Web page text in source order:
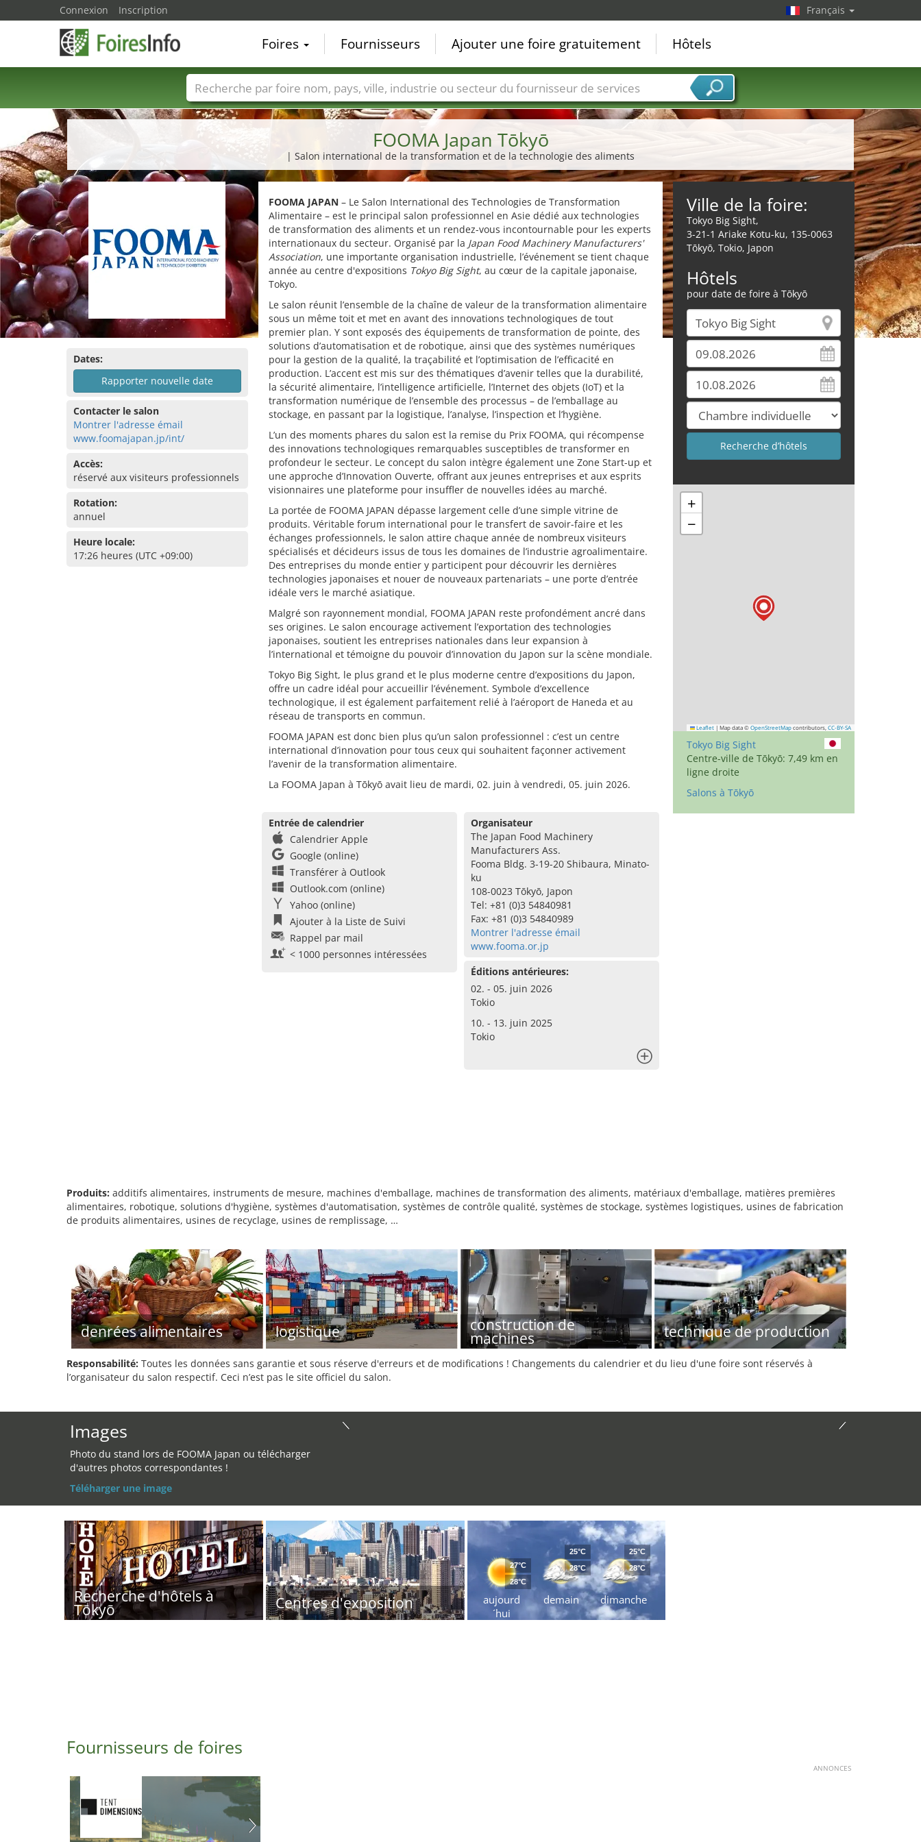
FOOMA Japan Tōkyō
| Salon international de la transformation et de la technologie des aliments
Dates:
Rapporter nouvelle date
Contacter le salon
Montrer l'adresse émail
www.foomajapan.jp/int/
Accès:
réservé aux visiteurs professionnels
Rotation:
annuel
Heure locale:
17:26 heures (UTC +09:00)
FOOMA JAPAN – Le Salon International des Technologies de Transformation
Alimentaire – est le principal salon professionnel en Asie dédié aux technologies
de transformation des aliments et un rendez-vous incontournable pour les experts
internationaux du secteur. Organisé par la Japan Food Machinery Manufacturers'
Association, une importante organisation industrielle, l’événement se tient chaque
année au centre d'expositions Tokyo Big Sight, au cœur de la capitale japonaise,
Tokyo.
Le salon réunit l’ensemble de la chaîne de valeur de la transformation alimentaire
sous un même toit et met en avant des innovations technologiques de tout
premier plan. Y sont exposés des équipements de transformation de pointe, des
solutions d’automatisation et de robotique, ainsi que des systèmes numériques
pour la gestion de la qualité, la traçabilité et l’optimisation de l’efficacité en
production. L’accent est mis sur des thématiques d’avenir telles que la durabilité,
la sécurité alimentaire, l’intelligence artificielle, l’Internet des objets (IoT) et la
transformation numérique de l’ensemble des processus – de l’emballage au
stockage, en passant par la logistique, l’analyse, l’inspection et l’hygiène.
L’un des moments phares du salon est la remise du Prix FOOMA, qui récompense
des innovations technologiques remarquables susceptibles de transformer en
profondeur le secteur. Le concept du salon intègre également une Zone Start-up et
une approche d’Innovation Ouverte, offrant aux jeunes entreprises et aux esprits
visionnaires une plateforme pour insuffler de nouvelles idées au marché.
La portée de FOOMA JAPAN dépasse largement celle d’une simple vitrine de
produits. Véritable forum international pour le transfert de savoir-faire et les
échanges professionnels, le salon attire chaque année de nombreux visiteurs
spécialisés et décideurs issus de tous les domaines de l’industrie agroalimentaire.
Des entreprises du monde entier y participent pour découvrir les dernières
technologies japonaises et nouer de nouveaux partenariats – une porte d’entrée
idéale vers le marché asiatique.
Malgré son rayonnement mondial, FOOMA JAPAN reste profondément ancré dans
ses origines. Le salon encourage activement l’exportation des technologies
japonaises, soutient les entreprises nationales dans leur expansion à
l’international et témoigne du pouvoir d’innovation du Japon sur la scène mondiale.
Tokyo Big Sight, le plus grand et le plus moderne centre d’expositions du Japon,
offre un cadre idéal pour accueillir l’événement. Symbole d’excellence
technologique, il est également parfaitement relié à l’aéroport de Haneda et au
réseau de transports en commun.
FOOMA JAPAN est donc bien plus qu’un salon professionnel : c’est un centre
international d’innovation pour tous ceux qui souhaitent façonner activement
l’avenir de la transformation alimentaire.
La FOOMA Japan à Tōkyō avait lieu de mardi, 02. juin à vendredi, 05. juin 2026.
Entrée de calendrier
Calendrier Apple
Google (online)
Transférer à Outlook
Outlook.com (online)
Yahoo (online)
Ajouter à la Liste de Suivi
Rappel par mail
< 1000 personnes intéressées
Organisateur
The Japan Food Machinery
Manufacturers Ass.
Fooma Bldg. 3-19-20 Shibaura, Minato-
ku
108-0023 Tōkyō, Japon
Tel: +81 (0)3 54840981
Fax: +81 (0)3 54840989
Montrer l'adresse émail
www.fooma.or.jp
Éditions antérieures:
02. - 05. juin 2026
Tokio
10. - 13. juin 2025
Tokio
Ville de la foire:
Tokyo Big Sight,
3-21-1 Ariake Kotu-ku, 135-0063
Tōkyō, Tokio, Japon
Hôtels
pour date de foire à Tōkyō
+
−
Leaflet | Map data © OpenStreetMap contributors, CC-BY-SA
Tokyo Big Sight
Centre-ville de Tōkyō: 7,49 km en
ligne droite
Salons à Tōkyō
Produits: additifs alimentaires, instruments de mesure, machines d'emballage, machines de transformation des aliments, matériaux d'emballage, matières premières
alimentaires, robotique, solutions d'hygiène, systèmes d'automatisation, systèmes de contrôle qualité, systèmes de stockage, systèmes logistiques, usines de fabrication
de produits alimentaires, usines de recyclage, usines de remplissage, …
denrées alimentaires logistique construction de
machines technique de production
Responsabilité: Toutes les données sans garantie et sous réserve d'erreurs et de modifications ! Changements du calendrier et du lieu d'une foire sont réservés à
l’organisateur du salon respectif. Ceci n’est pas le site officiel du salon.
Images
Photo du stand lors de FOOMA Japan ou télécharger
d'autres photos correspondantes !
Téléharger une image
Recherche d'hôtels à
Tōkyō Centres d'exposition
aujourd
´hui
27°C
28°C
demain
25°C
28°C
dimanche
25°C
28°C
Fournisseurs de foires
ANNONCES
Connexion Inscription Français
Foires Fournisseurs Ajouter une foire gratuitement Hôtels
Foire noms Pays Villes Secteurs de foire Secteurs du fournisseur de services